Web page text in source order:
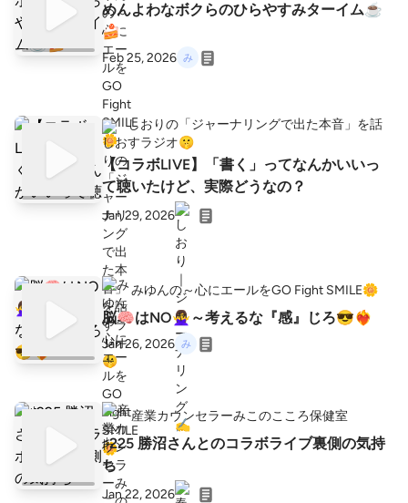
めんよわなボクらのひらやすみターイム☕️
🍰
Feb 25, 2026
しおりの「ジャーナリングで出た本音」を話
すラジオ🤫
【コラボLIVE】「書く」ってなんかいいっ
て聴いたけど、実際どうなの？
Jan 29, 2026
みゆんの～心にエールをGO Fight SMILE🌼
脳🧠はNO🙅‍♀️～考えるな『感』じろ😎❤️‍🔥
Jan 26, 2026
産業カウンセラーみこのこころ保健室
♯225 勝沼さんとのコラボライブ裏側の気持
ち
Jan 22, 2026